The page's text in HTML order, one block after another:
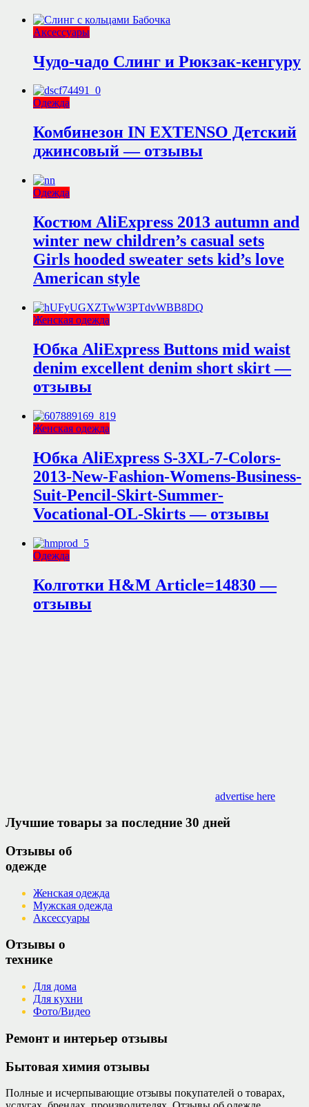
Аксессуары
Чудо-чадо Слинг и Рюкзак-кенгуру
Одежда
Комбинезон IN EXTENSO Детский
джинсовый — отзывы
Одежда
Костюм AliExpress 2013 autumn and
winter new children’s casual sets
Girls hooded sweater sets kid’s love
American style
Женская одежда
Юбка AliExpress Buttons mid waist
denim excellent denim short skirt —
отзывы
Женская одежда
Юбка AliExpress S-3XL-7-Colors-
2013-New-Fashion-Womens-Business-
Suit-Pencil-Skirt-Summer-
Vocational-OL-Skirts — отзывы
Одежда
Колготки H&M Аrticle=14830 —
отзывы
advertise here
Лучшие товары за последние 30 дней
Отзывы об
одежде
Женская одежда
Мужская одежда
Аксессуары
Отзывы о
технике
Для дома
Для кухни
Фото/Видео
Ремонт и интерьер отзывы
Бытовая химия отзывы
Полные и исчерпывающие отзывы покупателей о товарах,